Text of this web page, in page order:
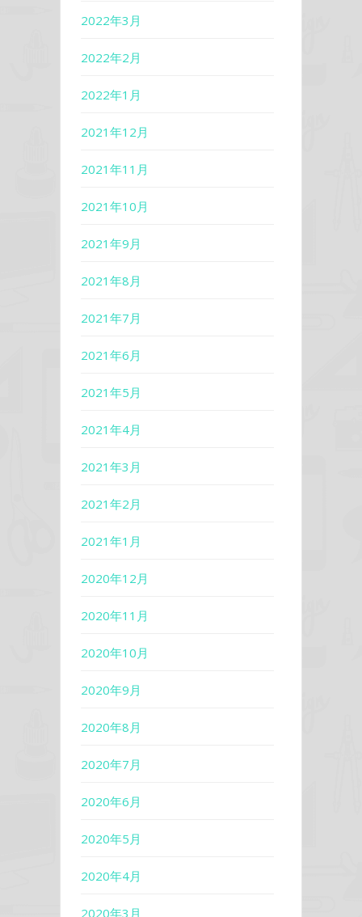
2022年3月
2022年2月
2022年1月
2021年12月
2021年11月
2021年10月
2021年9月
2021年8月
2021年7月
2021年6月
2021年5月
2021年4月
2021年3月
2021年2月
2021年1月
2020年12月
2020年11月
2020年10月
2020年9月
2020年8月
2020年7月
2020年6月
2020年5月
2020年4月
2020年3月